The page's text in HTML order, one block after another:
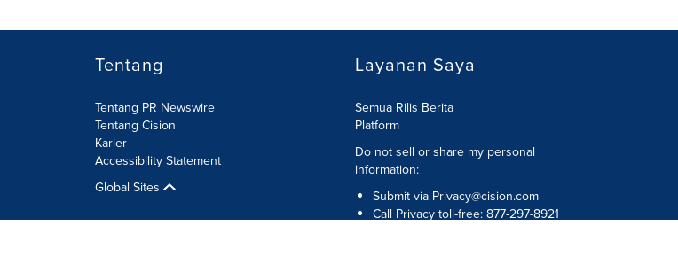
Tentang
Tentang PR Newswire
Tentang Cision
Karier
Accessibility Statement
Global Sites
Layanan Saya
Semua Rilis Berita
Platform
Do not sell or share my personal
information:
Submit via Privacy@cision.com
Call Privacy toll-free: 877-297-8921